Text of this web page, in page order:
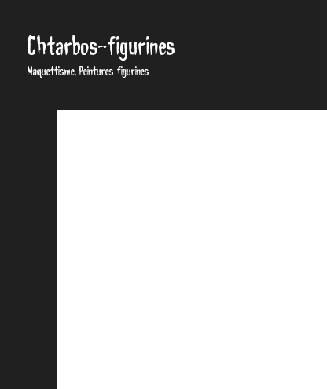
Chtarbos-figurines
Maquettisme, Peintures figurines